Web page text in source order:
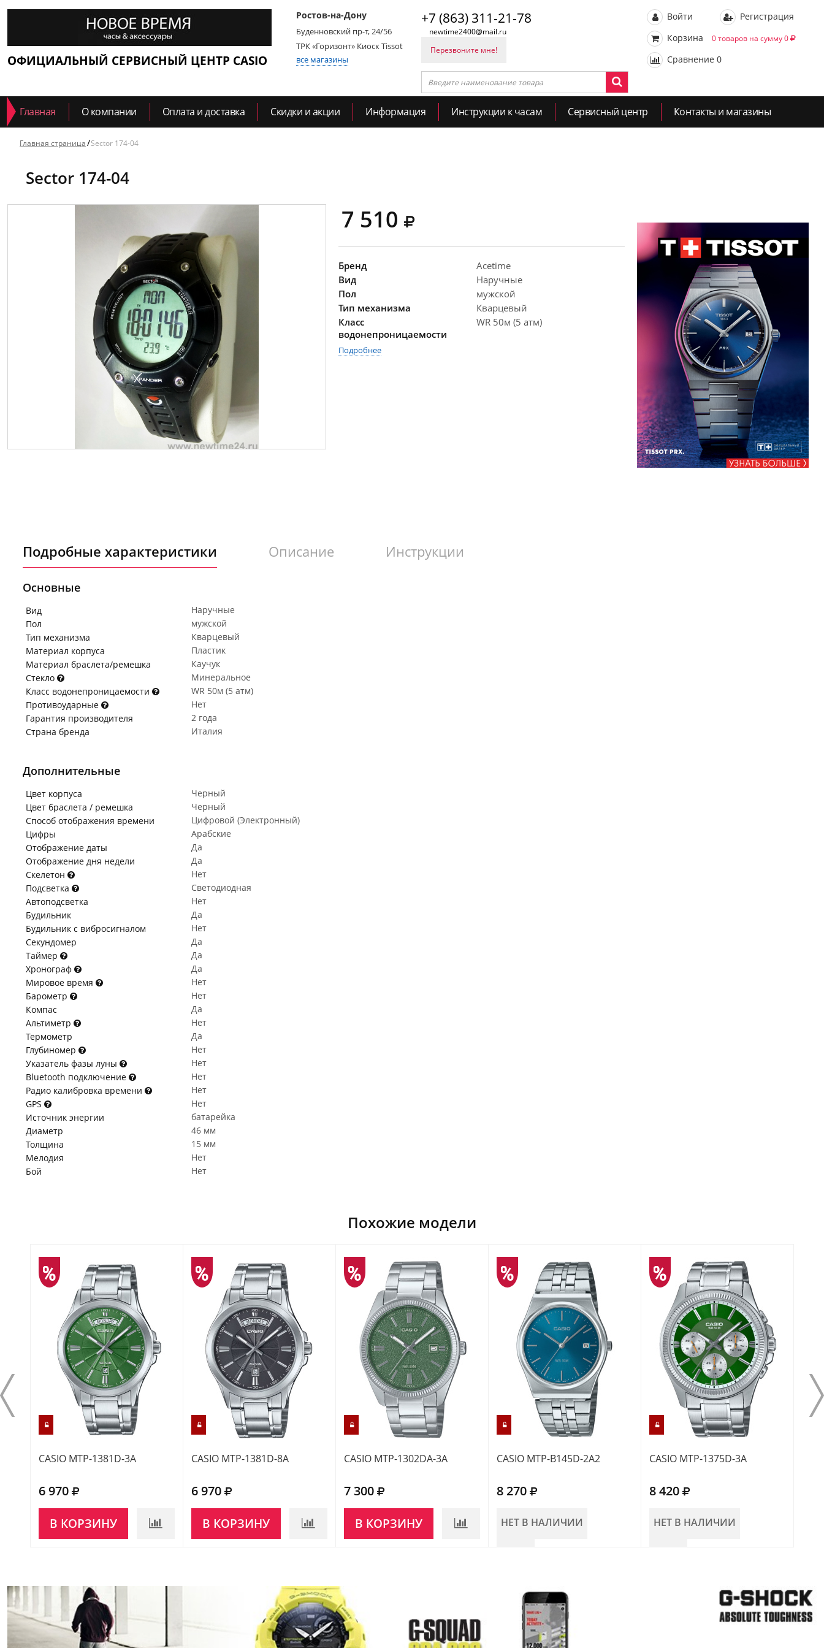
ОФИЦИАЛЬНЫЙ СЕРВИСНЫЙ ЦЕНТР CASIO
Ростов-на-Дону
Буденновский пр-т, 24/56
ТРК «Горизонт» Киоск Tissot
все магазины
+7 (863) 311-21-78
newtime2400@mail.ru
Перезвоните мне!
Войти
Регистрация
Корзина
0 товаров на сумму 0
Сравнение 0
Главная О компании Оплата и доставка Скидки и акции Информация Инструкции к часам Сервисный центр Контакты и магазины
Главная страница Sector 174-04
Sector 174-04
7 510
Бренд
Acetime
Вид
Наручные
Пол
мужской
Тип механизма
Кварцевый
Класс
водонепроницаемости
WR 50м (5 атм)
Подробнее
Подробные характеристики Описание Инструкции
Основные
Вид
Наручные
Пол
мужской
Тип механизма
Кварцевый
Материал корпуса
Пластик
Материал браслета/ремешка
Каучук
Стекло
Минеральное
Класс водонепроницаемости
WR 50м (5 атм)
Противоударные
Нет
Гарантия производителя
2 года
Страна бренда
Италия
Дополнительные
Цвет корпуса
Черный
Цвет браслета / ремешка
Черный
Способ отображения времени
Цифровой (Электронный)
Цифры
Арабские
Отображение даты
Да
Отображение дня недели
Да
Скелетон
Нет
Подсветка
Светодиодная
Автоподсветка
Нет
Будильник
Да
Будильник с вибросигналом
Нет
Секундомер
Да
Таймер
Да
Хронограф
Да
Мировое время
Нет
Барометр
Нет
Компас
Да
Альтиметр
Нет
Термометр
Да
Глубиномер
Нет
Указатель фазы луны
Нет
Bluetooth подключение
Нет
Радио калибровка времени
Нет
GPS
Нет
Источник энергии
батарейка
Диаметр
46 мм
Толщина
15 мм
Мелодия
Нет
Бой
Нет
Похожие модели
CASIO MTP-1381D-3A
6 970
В КОРЗИНУ
CASIO MTP-1381D-8A
6 970
В КОРЗИНУ
CASIO MTP-1302DA-3A
7 300
В КОРЗИНУ
CASIO MTP-B145D-2A2
8 270
НЕТ В НАЛИЧИИ
CASIO MTP-1375D-3A
8 420
НЕТ В НАЛИЧИИ